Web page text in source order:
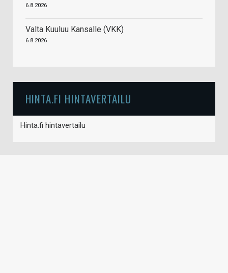
6.8.2026
Valta Kuuluu Kansalle (VKK)
6.8.2026
HINTA.FI HINTAVERTAILU
Hinta.fi hintavertailu